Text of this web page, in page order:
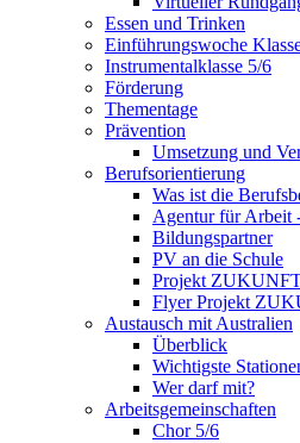
Essen und Trinken
Einführungswoche
Instrumentalklasse 5/6
Förderung
Thementage
Prävention
Umsetzung und
Berufsorientierung
Was ist die
Agentur für Arbeit
Bildungspartner
PV an die Schule
Projekt
Flyer Projekt
Austausch mit Australien
Überblick
Wichtigste
Wer darf mit?
Arbeitsgemeinschaften
Chor 5/6